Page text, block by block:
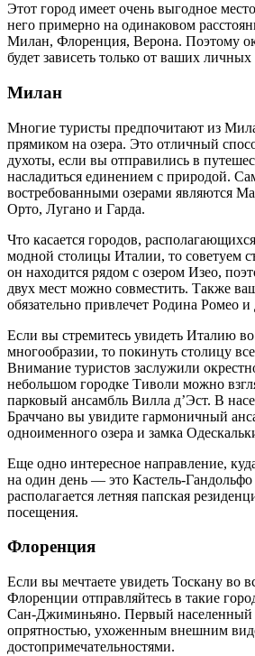
Этот город имеет очень выгодное
него примерно на одинаковом
Милан, Флоренция, Верона. Поэтому
будет зависеть только от ваших
Милан
Многие туристы предпочитают из
прямиком на озера. Это отличный
духоты, если вы отправились в
насладиться единением с природой.
востребованными озерами являются
Орто, Лугано и Гарда.
Что касается городов,
модной столицы Италии, то советуем
он находится рядом с озером Изео,
двух мест можно совместить. Также
обязательно привлечет Родина Ромео
Если вы стремитесь увидеть Италию
многообразии, то покинуть столицу
Внимание туристов заслужили
небольшом городке Тиволи можно
парковый ансамбль Вилла д’Эст. В
Браччано вы увидите гармоничный
одноименного озера и замка
Еще одно интересное направление,
на один день — это Кастель-
располагается летняя папская
посещения.
Флоренция
Если вы мечтаете увидеть Тоскану во
Флоренции отправляйтесь в такие
Сан-Джиминьяно. Первый населенный
опрятностью, ухоженным внешним
достопримечательностями.